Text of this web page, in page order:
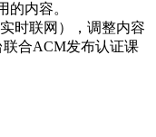
的内容。
时联网），调整内容
合ACM发布认证课